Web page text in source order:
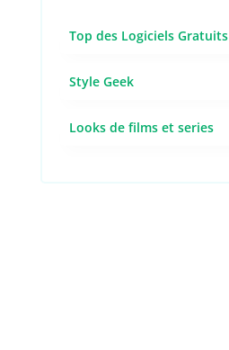
Top des Logiciels Gratuits
Style Geek
Looks de films et series